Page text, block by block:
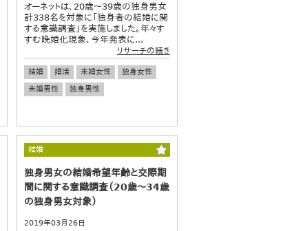
オーネットは、20歳～39歳の独身男女
計338名を対象に「独身者の結婚に関
する意識調査」を実施しました。年々す
すむ晩婚化現象、今年発表に...
リサーチの続き
結婚 婚活 未婚女性
独身女性
未婚男性
独身男性
結婚
独身男女の結婚希望年齢と交際期
間に関する意識調査（20歳～34歳
の独身男女対象）
2019年03月26日